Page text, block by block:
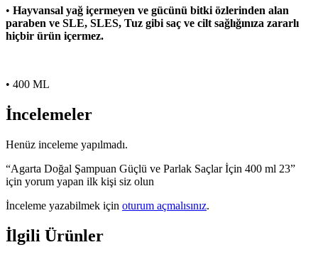
• Hayvansal yağ içermeyen ve gücünü bitki özlerinden alan
paraben ve SLE, SLES, Tuz gibi saç ve cilt sağlığınıza zararlı
hiçbir ürün içermez.
• 400 ML
İncelemeler
Henüz inceleme yapılmadı.
“Agarta Doğal Şampuan Güçlü ve Parlak Saçlar İçin 400 ml 23”
için yorum yapan ilk kişi siz olun
İnceleme yazabilmek için oturum açmalısınız.
İlgili Ürünler